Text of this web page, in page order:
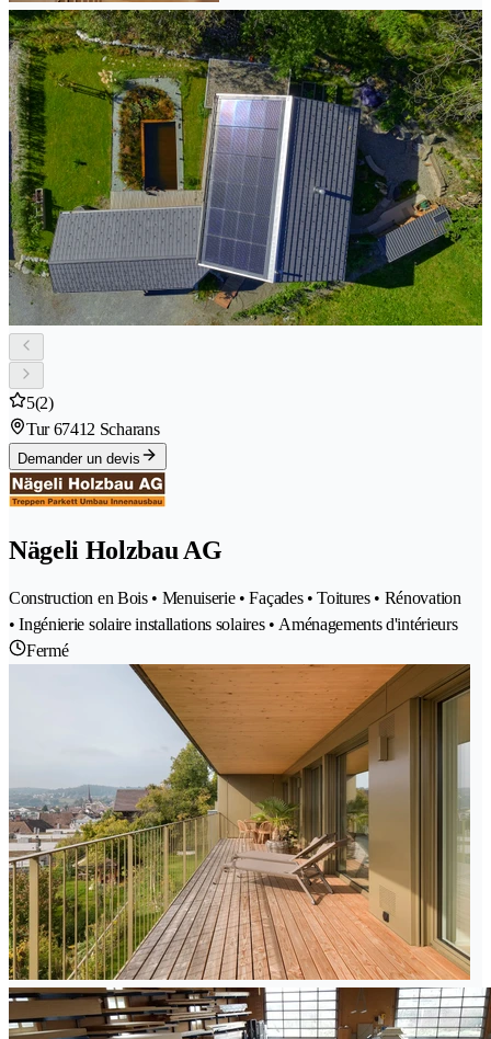
5(2)
Tur 67412 Scharans
Demander un devis
Nägeli Holzbau AG
Construction en Bois • Menuiserie • Façades • Toitures • Rénovation
• Ingénierie solaire installations solaires • Aménagements d'intérieurs
Fermé